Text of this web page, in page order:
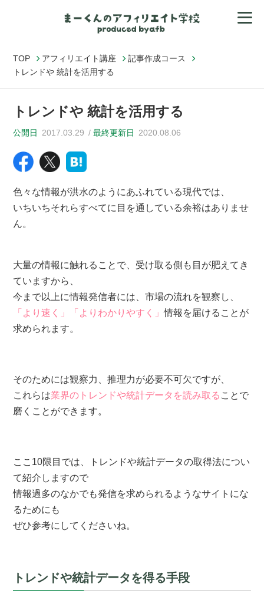
TOP アフィリエイト講座
記事作成コース
トレンドや 統計を活用する
トレンドや 統計を活用する
公開日 2017.03.29 最終更新日 2020.08.06
色々な情報が洪水のようにあふれている現代では、
いちいちそれらすべてに目を通している余裕はありませ
ん。
大量の情報に触れることで、受け取る側も目が肥えてき
ていますから、
今まで以上に情報発信者には、市場の流れを観察し、
「より速く」「よりわかりやすく」情報を届けることが
求められます。
そのためには観察力、推理力が必要不可欠ですが、
これらは業界のトレンドや統計データを読み取る ことで
磨くことができます。
ここ10限目では、トレンドや統計データの取得法につい
て紹介しますので
情報過多のなかでも発信を求められるようなサイトにな
るためにも
ぜひ参考にしてくださいね。
トレンドや統計データを得る手段